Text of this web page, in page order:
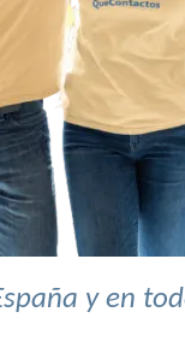
y en